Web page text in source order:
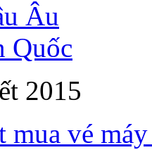
Âu
Quốc
2015
mua vé